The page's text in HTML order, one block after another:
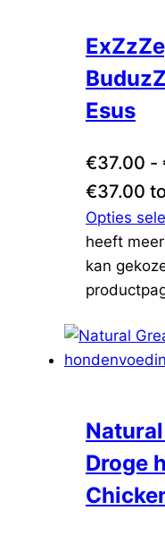
Esus
€37.00 -
€37.00
Opties
heeft
kan
Droge